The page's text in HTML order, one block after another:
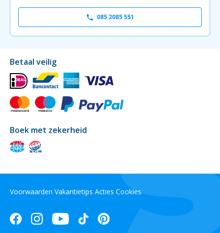
085 2085 551
Betaal veilig
Boek met zekerheid
Voorwaarden Vakantietips Acties Cookies